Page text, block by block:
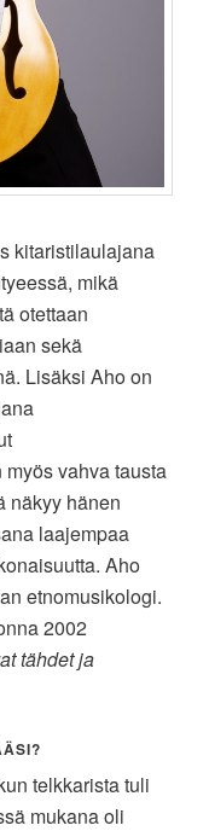
kitaristilaulajana
mikä
otettaan
sekä
Lisäksi Aho on
vahva tausta
näkyy hänen
laajempaa
Aho
etnomusikologi.
2002
tähdet ja
telkkarista tuli
mukana oli